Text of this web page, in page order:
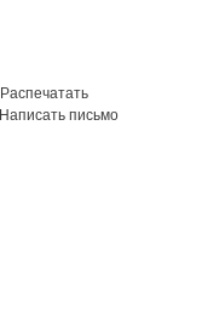
Распечатать
Написать письмо